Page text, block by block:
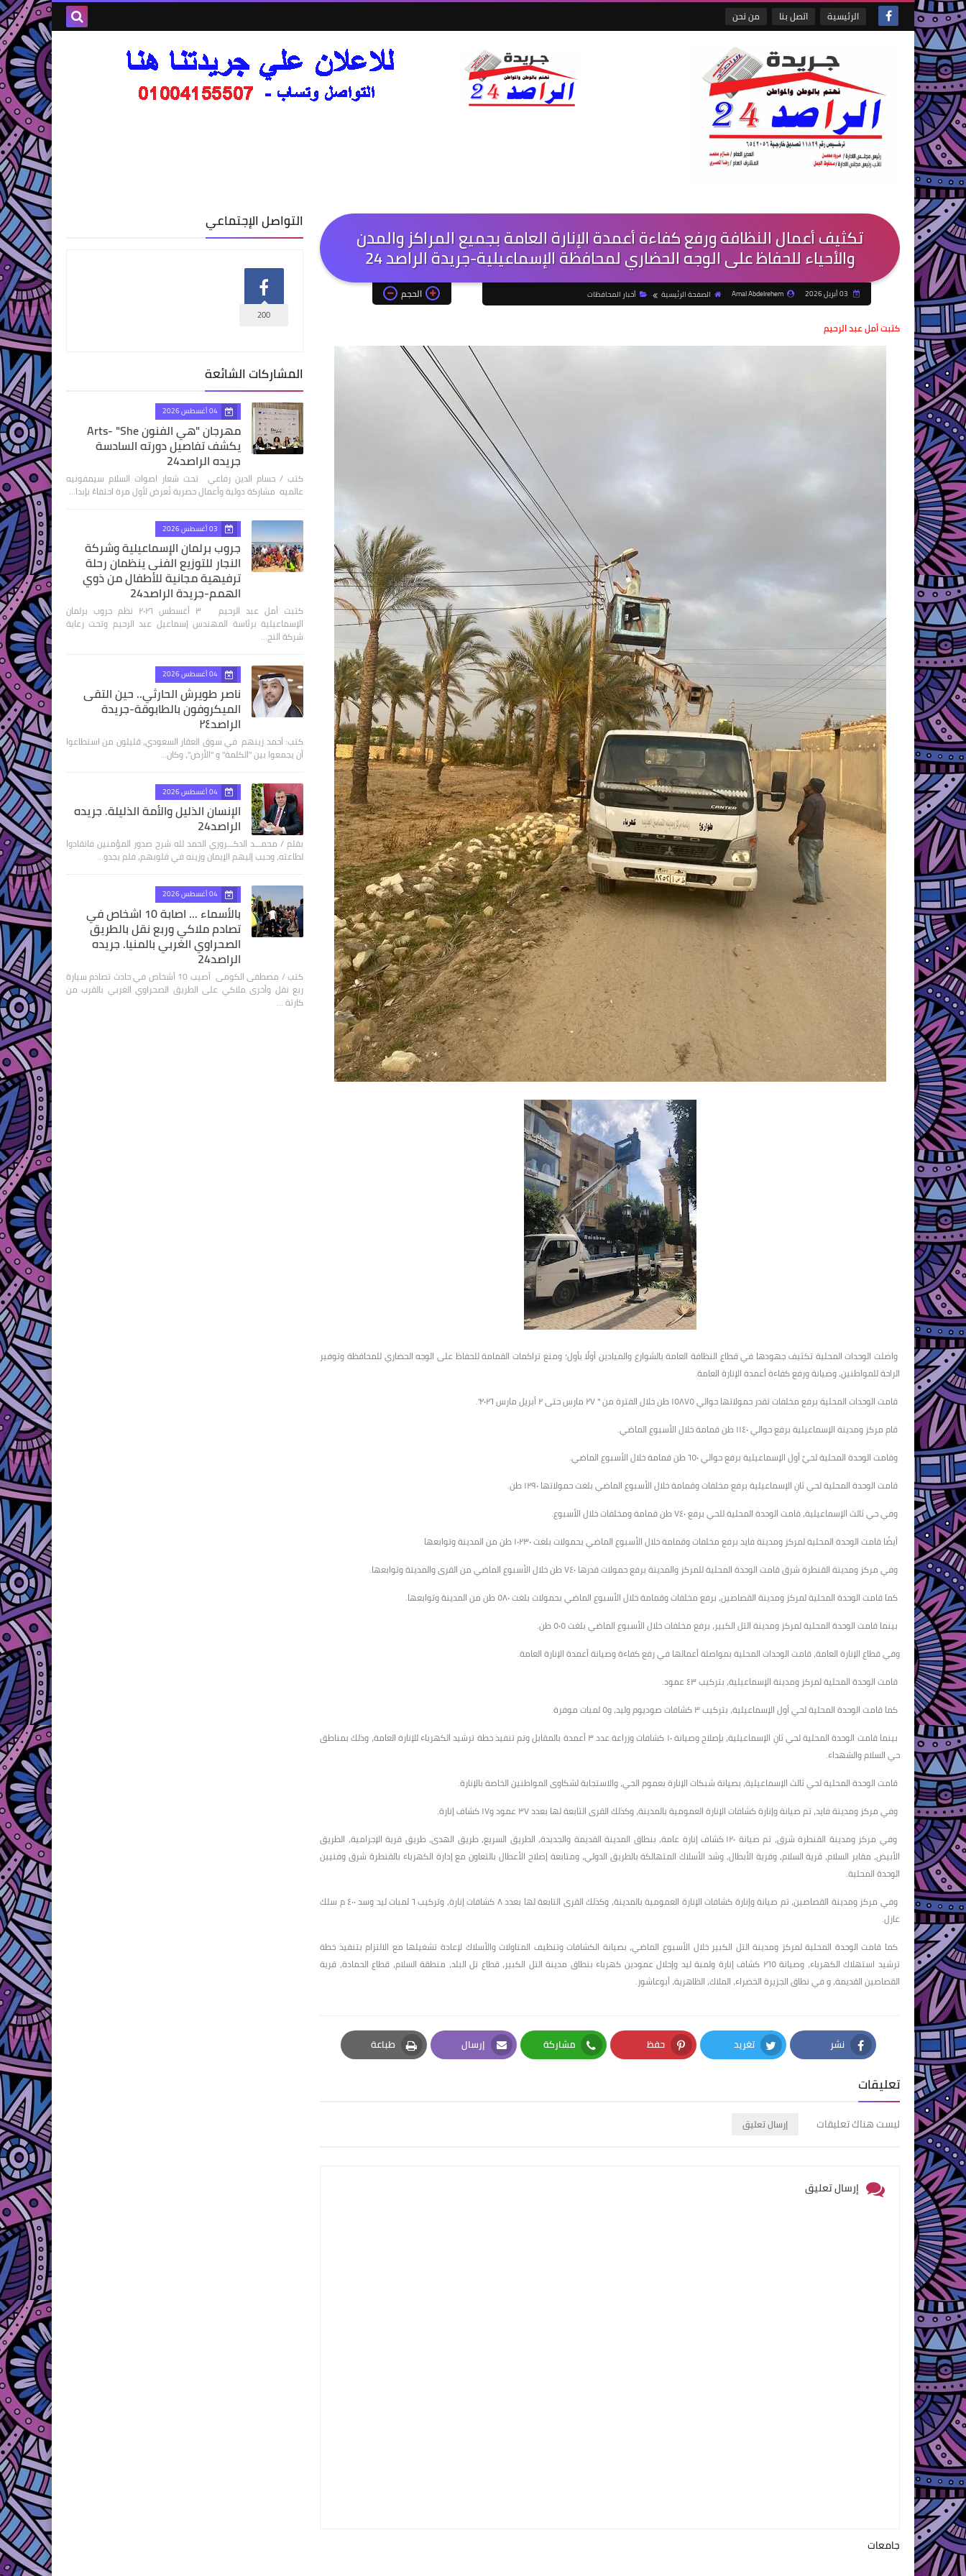
الرئيسية اتصل بنا من نحن
تكثيف أعمال النظافة ورفع كفاءة أعمدة الإنارة العامة بجميع المراكز والمدن
والأحياء للحفاظ على الوجه الحضاري لمحافظة الإسماعيلية-جريدة الراصد 24
Amal Abdelrehem الصفحة الرئيسية أخبار المحافظات الحجم
كتبت أمل عبد الرحيم
واصلت الوحدات المحلية تكثيف جهودها في قطاع النظافة العامة بالشوارع والميادين أولًا بأول؛ ومنع تراكمات القمامة للحفاظ على الوجه الحضاري للمحافظة وتوفير
الراحة للمواطنين، وصيانة ورفع كفاءة أعمدة الإنارة العامة.
قامت الوحدات المحلية برفع مخلفات تقدر حمولاتها حوالي ١٥٨٧٥ طن خلال الفترة من " ٢٧ مارس حتى ٢ أبريل مارس ٢٠٢٦".
قام مركز ومدينة الإسماعيلية برفع حوالي ١١٤٠ طن قمامة خلال الأسبوع الماضي.
وقامت الوحدة المحلية لحيِّ أول الإسماعيلية برفع حوالي ٦٥٠ طن قمامة خلال الأسبوع الماضي.
قامت الوحدة المحلية لحي ثانِ الإسماعيلية برفع مخلفات وقمامة خلال الأسبوع الماضي بلغت حمولاتها ١٢٩٠ طن.
وفي حي ثالث الإسماعيلية، قامت الوحدة المحلية للحي برفع ٧٤٠ طن قمامة ومخلفات خلال الأسبوع.
أيضًا قامت الوحدة المحلية لمركز ومدينة فايد برفع مخلفات وقمامة خلال الأسبوع الماضي بحمولات بلغت ١٠٢٣٠ طن من المدينة وتوابعها
وفي مركز ومدينة القنطرة شرق قامت الوحدة المحلية للمركز والمدينة برفع حمولات قدرها ٧٤٠ طن خلال الأسبوع الماضي من القرى والمدينة وتوابعها.
كما قامت الوحدة المحلية لمركز ومدينة القصاصين، برفع مخلفات وقمامة خلال الأسبوع الماضي بحمولات بلغت ٥٨٠ طن من المدينة وتوابعها.
بينما قامت الوحدة المحلية لمركز ومدينة التل الكبير، برفع مخلفات خلال الأسبوع الماضي بلغت ٥٠٥ طن.
وفي قطاع الإنارة العامة، قامت الوحدات المحلية بمواصلة أعمالها في رفع كفاءة وصيانة أعمدة الإنارة العامة.
قامت الوحدة المحلية لمركز ومدينة الإسماعيلية، بتركيب ٤٣ عمود.
كما قامت الوحدة المحلية لحي أول الإسماعيلية، بتركيب ٣ كشافات صوديوم وليد، و٥ لمبات موفرة.
بينما قامت الوحدة المحلية لحي ثانِ الإسماعيلية، بإصلاح وصيانة ١٠ كشافات وزراعة عدد ٣ أعمدة بالمقابل وتم تنفيذ خطة ترشيد الكهرباء للإنارة العامة، وذلك بمناطق
حي السلام والشهداء.
قامت الوحدة المحلية لحي ثالث الإسماعيلية، بصيانة شبكات الإنارة بعموم الحي، والاستجابة لشكاوى المواطنين الخاصة بالإنارة.
وفي مركز ومدينة فايد، تم صيانة وإنارة كشافات الإنارة العمومية بالمدينة، وكذلك القرى التابعة لها بعدد ٣٧ عمود و١٧ كشاف إنارة.
وفي مركز ومدينة القنطرة شرق، تم صيانة ١٢٠ كشاف إنارة عامة، بنطاق المدينة القديمة والجديدة، الطريق السريع، طريق الهدى، طريق قرية الإجرامية، الطريق
الأبيض، مقابر السلام، قرية السلام، وقرية الأبطال، وشد الأسلاك المتهالكة بالطريق الدولي، ومتابعة إصلاح الأعطال بالتعاون مع إدارة الكهرباء بالقنطرة شرق وفنيين
الوحدة المحلية.
وفي مركز ومدينة القصاصين، تم صيانة وإنارة كشافات الإنارة العمومية بالمدينة، وكذلك القرى التابعة لها بعدد ٨ كشافات إنارة، وتركيب ٦ لمبات ليد وسد ٤٠٠ م سلك
عازل.
كما قامت الوحدة المحلية لمركز ومدينة التل الكبير خلال الأسبوع الماضي، بصيانة الكشافات وتنظيف المناولات والأسلاك لإعادة تشغيلها مع الالتزام بتنفيذ خطة
ترشيد استهلاك الكهرباء، وصيانة ٢٦٥ كشاف إنارة ولمبة ليد وإحلال عمودين كهرباء بنطاق مدينة التل الكبير، قطاع تل البلد، منطقة السلام، قطاع الحمادة، قرية
القصاصين القديمة، و في نطاق الجزيرة الخضراء، الملاك، الظاهرية، أبوعاشور.
نشر
Facebook
تغريد
Twitter
حفظ
Pinterest
مشاركة
Whatsapp
إرسال
Email
طباعة
Print
تعليقات
ليست هناك تعليقات إرسال تعليق
إرسال تعليق
جامعات
التواصل الإجتماعي
200
المشاركات الشائعة
04 أغسطس 2026
مهرجان "هي الفنون Arts- "She
يكشف تفاصيل دورته السادسة
جريده الراصد24
كتب / حسام الدين رفاعي تحت شعار اصوات السلام سيمفونيه
عالميه مشاركة دولية وأعمال حصرية تُعرض لأول مرة احتفاءً بإبدا…
03 أغسطس 2026
جروب برلمان الإسماعيلية وشركة
النجار للتوزيع الفنى ينظمان رحلة
ترفيهية مجانية للأطفال من ذوي
الهمم-جريدة الراصد24
كتبت أمل عبد الرحيم ٣ أغسطس ٢٠٢٦ نظم جروب برلمان
الإسماعيلية برئاسة المهندس إسماعيل عبد الرحيم وتحت رعاية
شركة النج…
04 أغسطس 2026
ناصر طويرش الحارثي.. حين التقى
الميكروفون بالطابوقة-جريدة
الراصد٢٤
كتب: أحمد زينهم في سوق العقار السعودي، قليلون من استطاعوا
أن يجمعوا بين "الكلمة" و "الأرض"، وكان…
04 أغسطس 2026
الإنسان الذليل والأمة الذليلة. جريده
الراصد24
بقلم / محمـــد الدكـــروري الحمد لله شرح صدور المؤمنين فانقادوا
لطاعته، وحبب إليهم الإيمان وزينه في قلوبهم، فلم يجدو…
04 أغسطس 2026
بالأسماء ... اصابة 10 اشخاص في
تصادم ملاكي وربع نقل بالطريق
الصحراوي الغربي بالمنيا. جريده
الراصد24
كتب / مصطفى الكومى أصيب 10 أشخاص في حادث تصادم سيارة
ربع نقل وأخرى ملاكي على الطريق الصحراوي الغربي بالقرب من
كارتة …